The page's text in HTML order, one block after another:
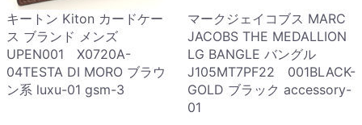
キートン Kiton カードケー
ス ブランド メンズ
UPEN001 X0720A-
04TESTA DI MORO ブラウ
ン系 luxu-01 gsm-3
マークジェイコブス MARC
JACOBS THE MEDALLION
LG BANGLE バングル
J105MT7PF22 001BLACK-
GOLD ブラック accessory-
01